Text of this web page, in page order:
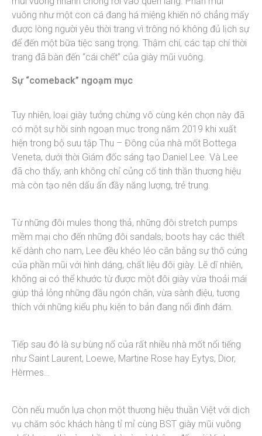
vuông như một con cá đang há miệng khiến nó chẳng mấy
được lòng người yêu thời trang vì trông nó không đủ lịch sự
để đến một bữa tiệc sang trọng. Thậm chí, các tạp chí thời
trang đã bàn đến “cái chết” của giày mũi vuông.
Sự “comeback” ngoạm mục
Tuy nhiên, loại giày tưởng chừng vô cùng kén chọn này đã
có một sự hồi sinh ngoạn mục trong năm 2019 khi xuất
hiện trong bộ sưu tập Thu – Đông của nhà mốt Bottega
Veneta, dưới thời Giám đốc sáng tạo Daniel Lee. Và Lee
đã cho thấy, anh không chỉ củng cố tinh thần thương hiệu
mà còn tạo nên dấu ấn đầy năng lượng, trẻ trung.
Từ những đôi mules thong thả, những đôi stretch pumps
mềm mại cho đến những đôi sandals, boots hay các thiết
kế dành cho nam, Lee đều khéo léo cân bằng sự thô cứng
của phần mũi với hình dáng, chất liệu đôi giày. Lẽ dĩ nhiên,
không ai có thể khước từ được một đôi giày vừa thoải mái
giúp thả lỏng những đầu ngón chân, vừa sành điệu, tương
thích với những kiểu phụ kiện to bản đang nổi đình đám.
Tiếp sau đó là sự bùng nổ của rất nhiều nhà mốt nổi tiếng
như Saint Laurent, Loewe, Martine Rose hay Eytys, Dior,
Hèrmes…
Còn nếu muốn lựa chọn một thương hiệu thuần Việt với dịch
vụ chăm sóc khách hàng tỉ mỉ cùng BST giày mũi vuông